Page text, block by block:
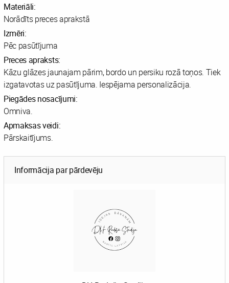
Materiāli:
Norādīts preces aprakstā
Izmēri:
Pēc pasūtījuma
Preces apraksts:
Kāzu glāzes jaunajam pārim, bordo un persiku rozā toņos. Tiek
izgatavotas uz pasūtījuma. Iespējama personalizācija.
Piegādes nosacījumi:
Omniva.
Apmaksas veidi:
Pārskaitījums.
Informācija par pārdevēju